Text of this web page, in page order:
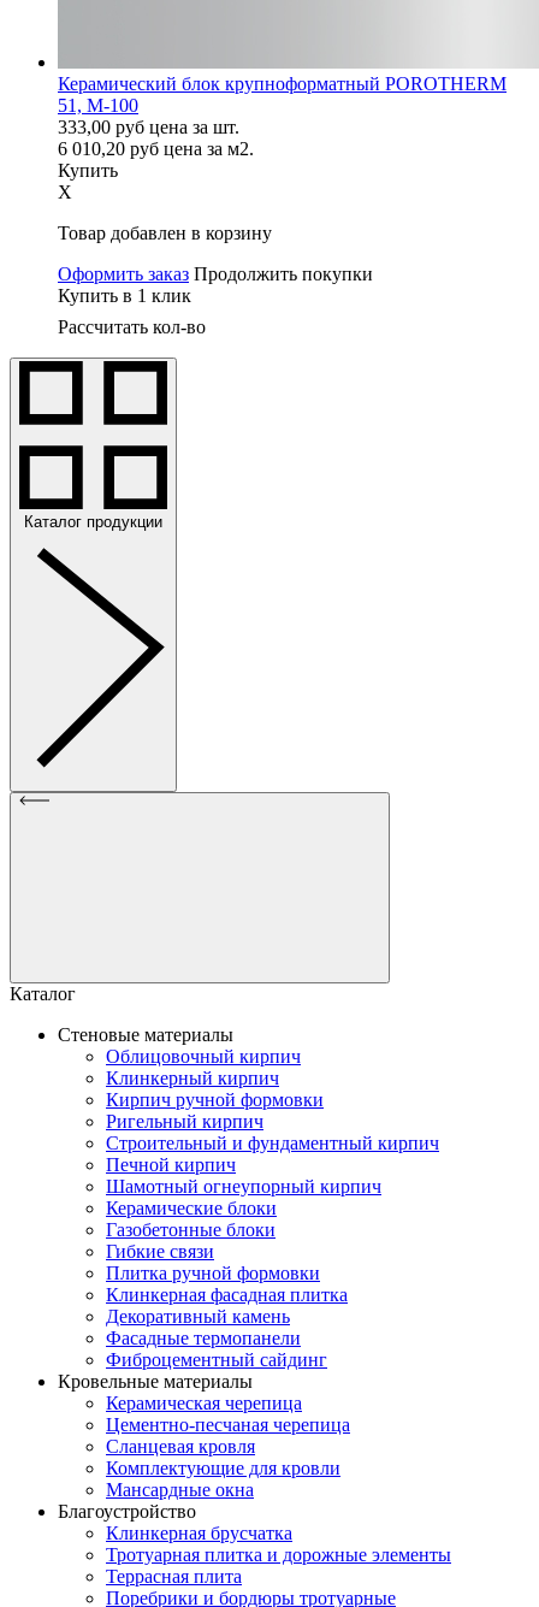
Керамический блок крупноформатный POROTHERM
51, М-100
333,00 руб цена за шт.
6 010,20 руб цена за м2.
Купить
X
Товар добавлен в корзину
Оформить заказ Продолжить покупки
Купить в 1 клик
Рассчитать кол-во
Каталог продукции
Каталог
Стеновые материалы
Облицовочный кирпич
Клинкерный кирпич
Кирпич ручной формовки
Ригельный кирпич
Строительный и фундаментный кирпич
Печной кирпич
Шамотный огнеупорный кирпич
Керамические блоки
Газобетонные блоки
Гибкие связи
Плитка ручной формовки
Клинкерная фасадная плитка
Декоративный камень
Фасадные термопанели
Фиброцементный сайдинг
Кровельные материалы
Керамическая черепица
Цементно-песчаная черепица
Сланцевая кровля
Комплектующие для кровли
Мансардные окна
Благоустройство
Клинкерная брусчатка
Тротуарная плитка и дорожные элементы
Террасная плита
Поребрики и бордюры тротуарные